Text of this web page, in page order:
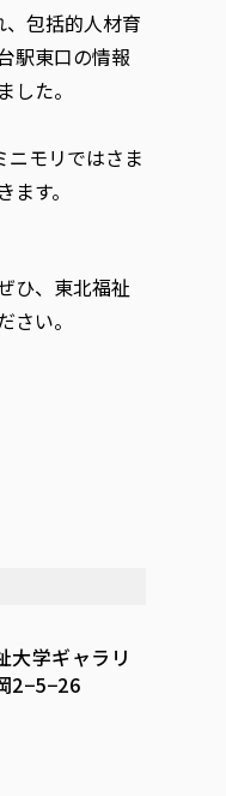
包括的人材育
駅東口の情報
た。
モリではさま
す。
ひ、東北福祉
い。
学ギャラリ
2−5−26